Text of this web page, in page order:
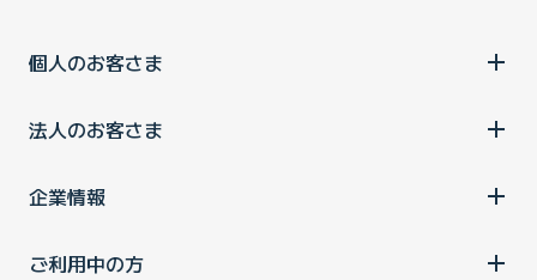
個人のお客さま
法人のお客さま
企業情報
ご利用中の方